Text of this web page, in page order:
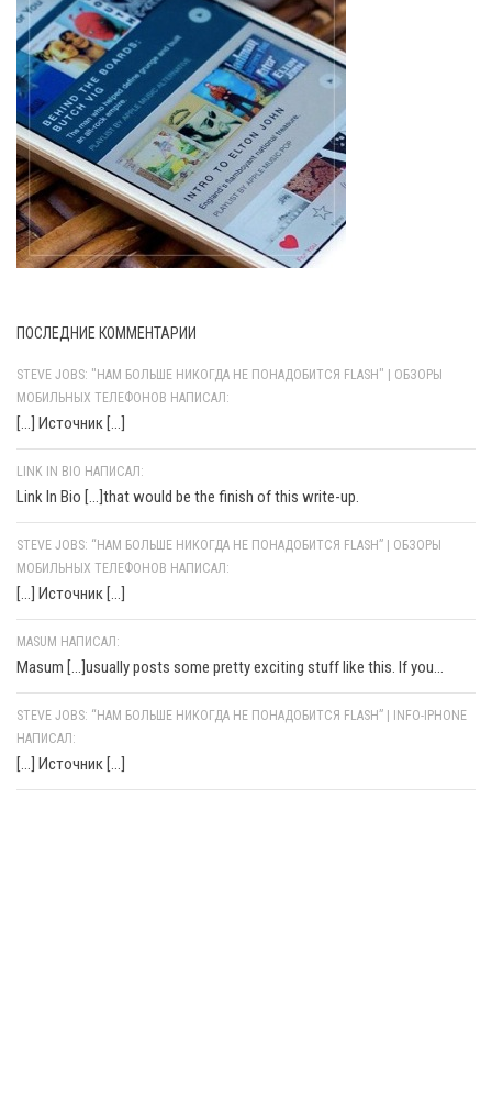
ПОСЛЕДНИЕ КОММЕНТАРИИ
STEVE JOBS: "НАМ БОЛЬШЕ НИКОГДА НЕ ПОНАДОБИТСЯ FLASH" | ОБЗОРЫ
МОБИЛЬНЫХ ТЕЛЕФОНОВ НАПИСАЛ:
[…] Источник […]
LINK IN BIO НАПИСАЛ:
Link In Bio [...]that would be the finish of this write-up.
STEVE JOBS: “НАМ БОЛЬШЕ НИКОГДА НЕ ПОНАДОБИТСЯ FLASH” | ОБЗОРЫ
МОБИЛЬНЫХ ТЕЛЕФОНОВ НАПИСАЛ:
[…] Источник […]
MASUM НАПИСАЛ:
Masum [...]usually posts some pretty exciting stuff like this. If you...
STEVE JOBS: “НАМ БОЛЬШЕ НИКОГДА НЕ ПОНАДОБИТСЯ FLASH” | INFO-IPHONE
НАПИСАЛ:
[…] Источник […]